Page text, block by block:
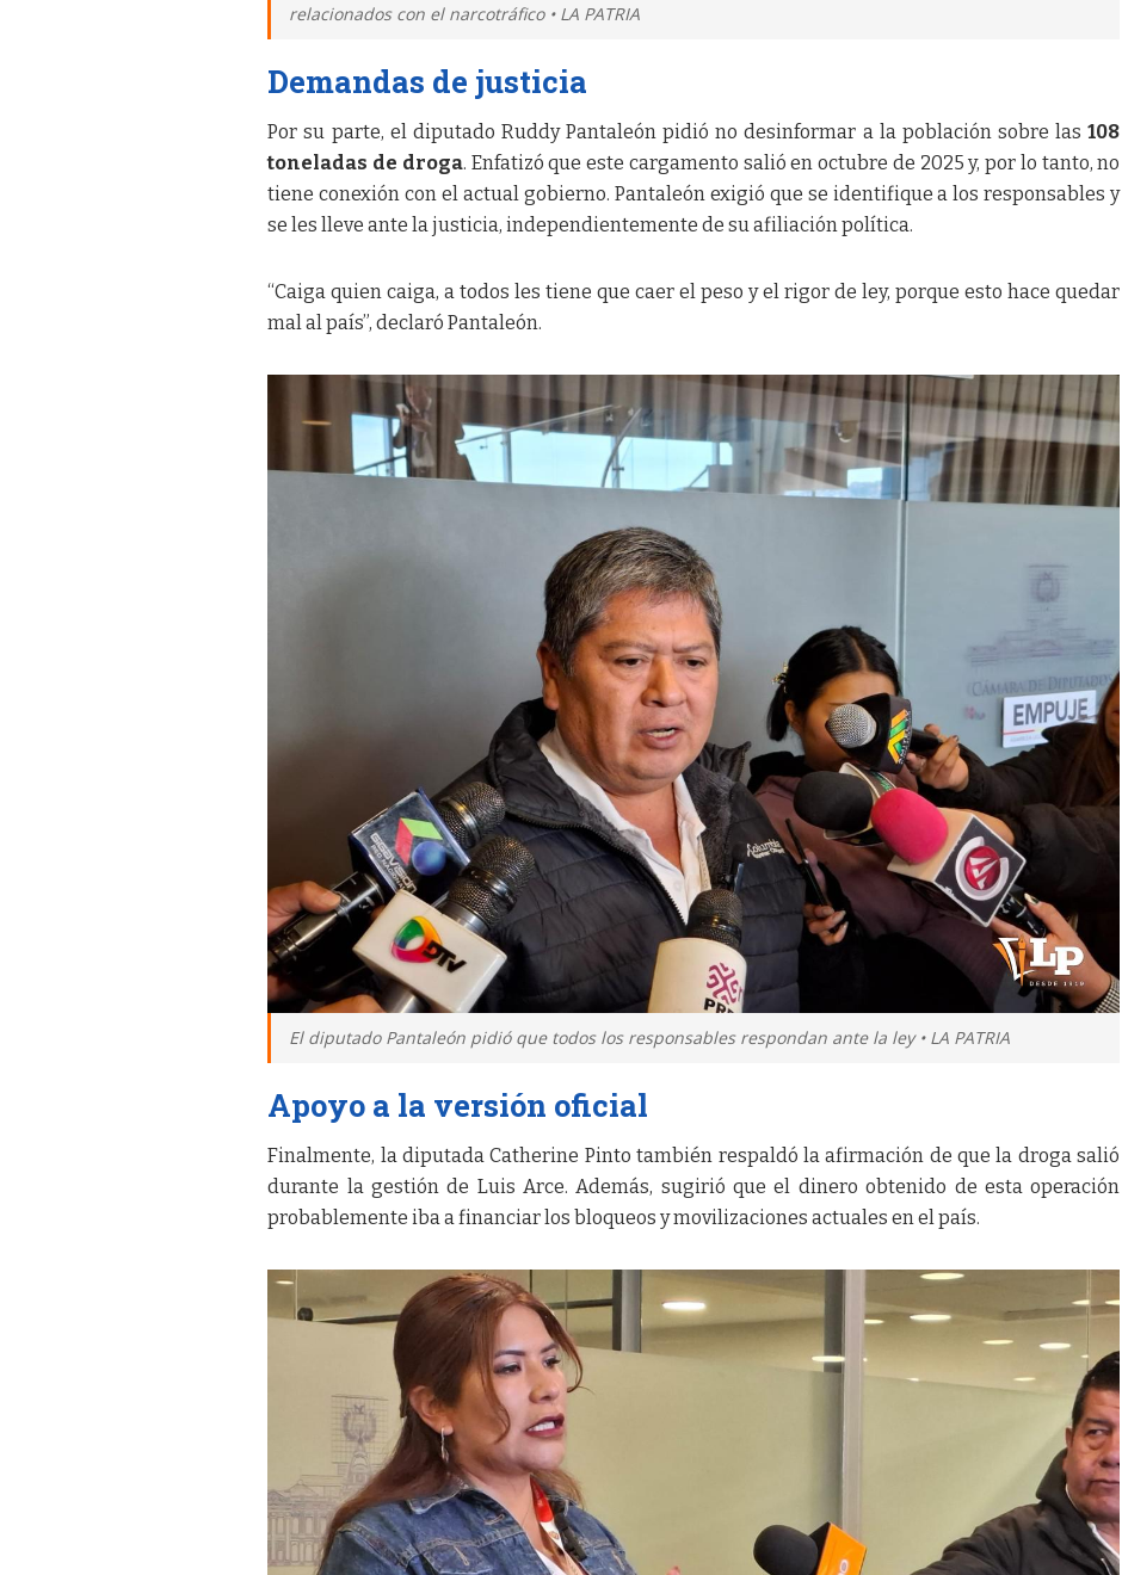
relacionados con el narcotráfico • LA PATRIA
Demandas de justicia
Por su parte, el diputado Ruddy Pantaleón pidió no desinformar a la población sobre las108
toneladas de droga. Enfatizó que este cargamento salió en octubre de 2025 y, por lo tanto, no
tiene conexión con el actual gobierno. Pantaleón exigió que se identifique a los responsables y
se les lleve ante la justicia, independientemente de su afiliación política.
“Caiga quien caiga, a todos les tiene que caer el peso y el rigor de ley, porque esto hace quedar
mal al país”, declaró Pantaleón.
El diputado Pantaleón pidió que todos los responsables respondan ante la ley • LA PATRIA
Apoyo a la versión oficial
Finalmente, la diputada Catherine Pinto también respaldó la afirmación de que la droga salió
durante la gestión de Luis Arce. Además, sugirió que el dinero obtenido de esta operación
probablemente iba a financiar los bloqueos y movilizaciones actuales en el país.